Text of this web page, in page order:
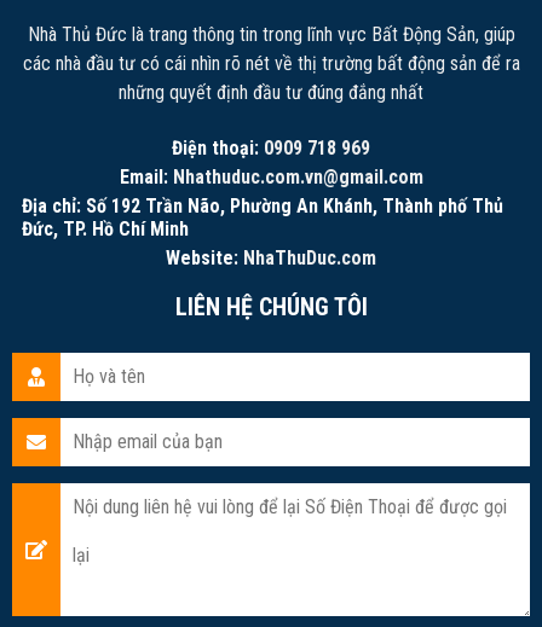
Nhà Thủ Đức là trang thông tin trong lĩnh vực Bất Động Sản, giúp
các nhà đầu tư có cái nhìn rõ nét về thị trường bất động sản để ra
những quyết định đầu tư đúng đắng nhất
Điện thoại: 0909 718 969
Email: Nhathuduc.com.vn@gmail.com
Địa chỉ: Số 192 Trần Não, Phường An Khánh, Thành phố Thủ
Đức, TP. Hồ Chí Minh
Website: NhaThuDuc.com
LIÊN HỆ CHÚNG TÔI